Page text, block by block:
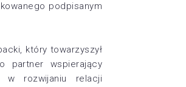
podpisanym
, który towarzyszył
partner wspierający
w rozwijaniu relacji